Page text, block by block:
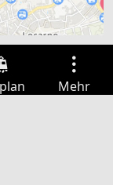
Mehr